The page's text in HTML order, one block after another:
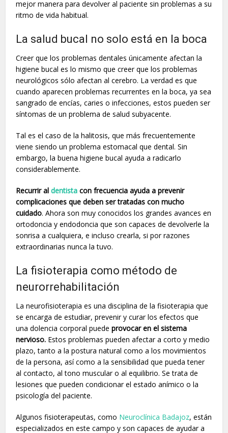
mejor manera para devolver al paciente sin problemas a su
ritmo de vida habitual.
La salud bucal no solo está en la boca
Creer que los problemas dentales únicamente afectan la
higiene bucal es lo mismo que creer que los problemas
neurológicos sólo afectan al cerebro. La verdad es que
cuando aparecen problemas recurrentes en la boca, ya sea
sangrado de encías, caries o infecciones, estos pueden ser
síntomas de un problema de salud subyacente.
Tal es el caso de la halitosis, que más frecuentemente
viene siendo un problema estomacal que dental. Sin
embargo, la buena higiene bucal ayuda a radicarlo
considerablemente.
Recurrir aldentista con frecuencia ayuda a prevenir
complicaciones que deben ser tratadas con mucho
cuidado. Ahora son muy conocidos los grandes avances en
ortodoncia y endodoncia que son capaces de devolverle la
sonrisa a cualquiera, e incluso crearla, si por razones
extraordinarias nunca la tuvo.
La fisioterapia como método de
neurorrehabilitación
La neurofisioterapia es una disciplina de la fisioterapia que
se encarga de estudiar, prevenir y curar los efectos que
una dolencia corporal puedeprovocar en el sistema
nervioso. Estos problemas pueden afectar a corto y medio
plazo, tanto a la postura natural como a los movimientos
de la persona, así como a la sensibilidad que pueda tener
al contacto, al tono muscular o al equilibrio. Se trata de
lesiones que pueden condicionar el estado anímico o la
psicología del paciente.
Algunos fisioterapeutas, como Neuroclínica Badajoz, están
especializados en este campo y son capaces de ayudar a